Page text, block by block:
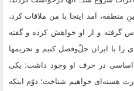
منطقه، آمد اینجا با من ملاقات کرد،
گرفته و از او خواهش کرده و گفته
با ایران حلّ‌وفصل کنیم و تحریمها
اساسى در حرف او وجود داشت: یکى
هسته‌اى خواهیم شناخت؛ دوّم اینکه